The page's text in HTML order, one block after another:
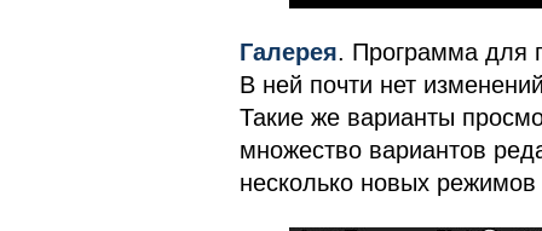
Галерея. Программа для
В ней почти нет
Такие же варианты
множество вариантов
несколько новых режимов